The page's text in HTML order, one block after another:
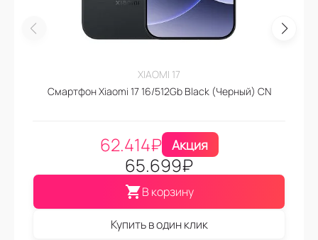
XIAOMI 17
Смартфон Xiaomi 17 16/512Gb Black (Черный) CN
62.414₽ Акция
65.699₽
В корзину
Купить в один клик